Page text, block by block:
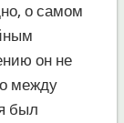
о самом
он не
между
был